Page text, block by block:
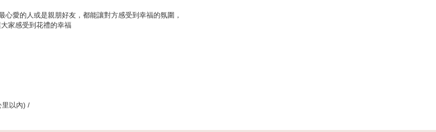
愛的人或是親朋好友，都能讓對方感受到幸福的氛圍，
家感受到花禮的幸福
里以內) /